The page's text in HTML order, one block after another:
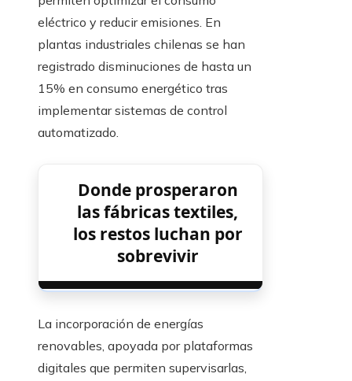
eléctrico y reducir emisiones. En
plantas industriales chilenas se han
registrado disminuciones de hasta un
15% en consumo energético tras
implementar sistemas de control
automatizado.
Donde prosperaron
las fábricas textiles,
los restos luchan por
sobrevivir
La incorporación de energías
renovables, apoyada por plataformas
digitales que permiten supervisarlas,